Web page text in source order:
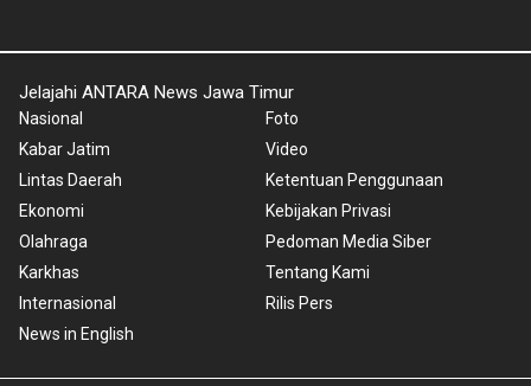
Jelajahi ANTARA News Jawa Timur
Nasional
Kabar Jatim
Lintas Daerah
Ekonomi
Olahraga
Karkhas
Internasional
News in English
Foto
Video
Ketentuan Penggunaan
Kebijakan Privasi
Pedoman Media Siber
Tentang Kami
Rilis Pers